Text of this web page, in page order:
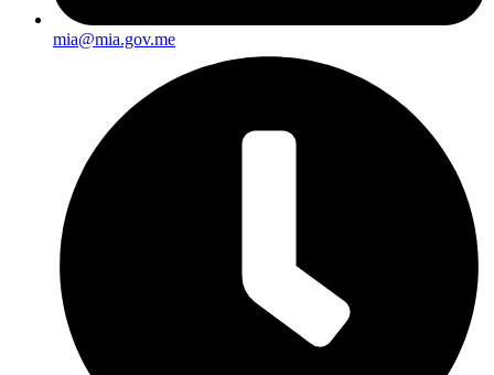
mia@mia.gov.me